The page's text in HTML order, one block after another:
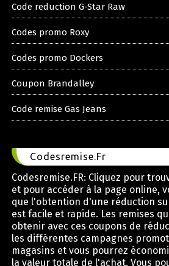
Code reduction G-Star Raw
Codes promo Roxy
Codes promo Dockers
Coupon Brandalley
Code remise Gas Jeans
Codesremise.Fr
Codesremise.FR: Cliquez pour
et pour accéder à la page online,
que l'obtention d'une réduction
est facile et rapide. Les remises
obtenir avec ces coupons de
les différentes campagnes
magasins et vous pourrez
la valeur totale de l'achat. Vous